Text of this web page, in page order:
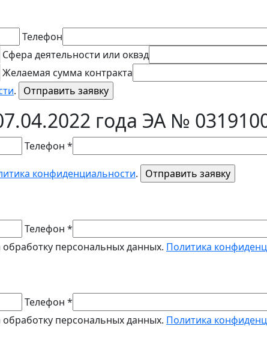
Телефон
Сфера деятельности или оквэд
Желаемая сумма контракта
.
года ЭА №
Телефон *
конфиденциальности.
Телефон *
обработку персональных данных. Политика
Телефон *
обработку персональных данных. Политика